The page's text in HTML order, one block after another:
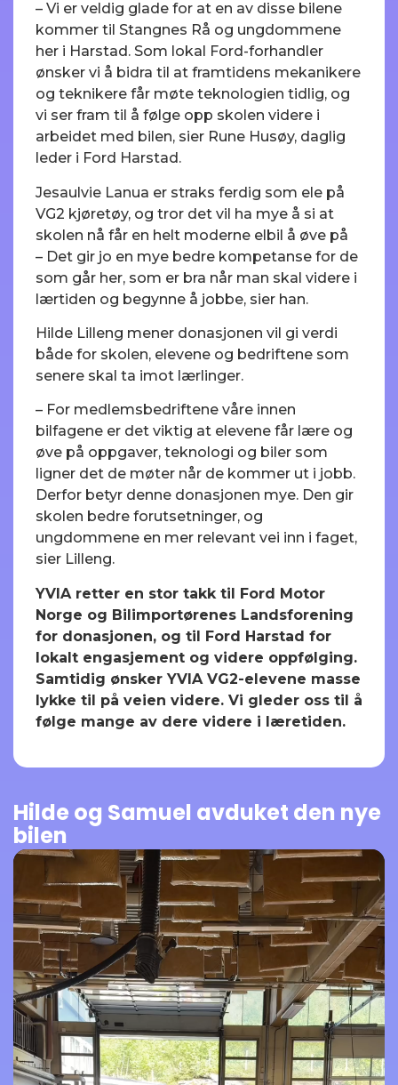
– Vi er veldig glade for at en av disse bilene
kommer til Stangnes Rå og ungdommene
her i Harstad. Som lokal Ford-forhandler
ønsker vi å bidra til at framtidens mekanikere
og teknikere får møte teknologien tidlig, og
vi ser fram til å følge opp skolen videre i
arbeidet med bilen, sier Rune Husøy, daglig
leder i Ford Harstad.
Jesaulvie Lanua er straks ferdig som ele på
VG2 kjøretøy, og tror det vil ha mye å si at
skolen nå får en helt moderne elbil å øve på
– Det gir jo en mye bedre kompetanse for de
som går her, som er bra når man skal videre i
lærtiden og begynne å jobbe, sier han.
Hilde Lilleng mener donasjonen vil gi verdi
både for skolen, elevene og bedriftene som
senere skal ta imot lærlinger.
– For medlemsbedriftene våre innen
bilfagene er det viktig at elevene får lære og
øve på oppgaver, teknologi og biler som
ligner det de møter når de kommer ut i jobb.
Derfor betyr denne donasjonen mye. Den gir
skolen bedre forutsetninger, og
ungdommene en mer relevant vei inn i faget,
sier Lilleng.
YVIA retter en stor takk til Ford Motor
Norge og Bilimportørenes Landsforening
for donasjonen, og til Ford Harstad for
lokalt engasjement og videre oppfølging.
Samtidig ønsker YVIA VG2-elevene masse
lykke til på veien videre. Vi gleder oss til å
følge mange av dere videre i læretiden.
Hilde og Samuel avduket den nye
bilen